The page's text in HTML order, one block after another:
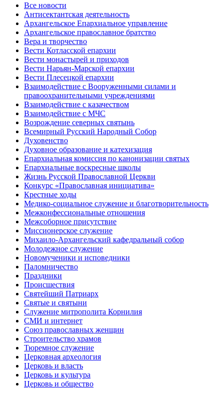
Все новости
Антисектантская деятельность
Архангельское Епархиальное управление
Архангельское православное братство
Вера и творчество
Вести Котласской епархии
Вести монастырей и приходов
Вести Нарьян-Марской епархии
Вести Плесецкой епархии
Взаимодействие с Вооруженными силами и
правоохранительными учреждениями
Взаимодействие с казачеством
Взаимодействие с МЧС
Возрождение северных святынь
Всемирный Русский Народный Собор
Духовенство
Духовное образование и катехизация
Епархиальная комиссия по канонизации святых
Епархиальные воскресные школы
Жизнь Русской Православной Церкви
Конкурс «Православная инициатива»
Крестные ходы
Медико-социальное служение и благотворительность
Межконфессиональные отношения
Межсоборное присутствие
Миссионерское служение
Михаило-Архангельский кафедральный собор
Молодежное служение
Новомученики и исповедники
Паломничество
Праздники
Происшествия
Святейший Патриарх
Святые и святыни
Служение митрополита Корнилия
СМИ и интернет
Союз православных женщин
Строительство храмов
Тюремное служение
Церковная археология
Церковь и власть
Церковь и культура
Церковь и общество